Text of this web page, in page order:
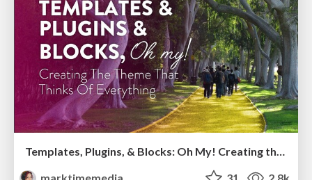
Templates, Plugins, & Blocks: Oh My! Creating the theme that thinks of everything